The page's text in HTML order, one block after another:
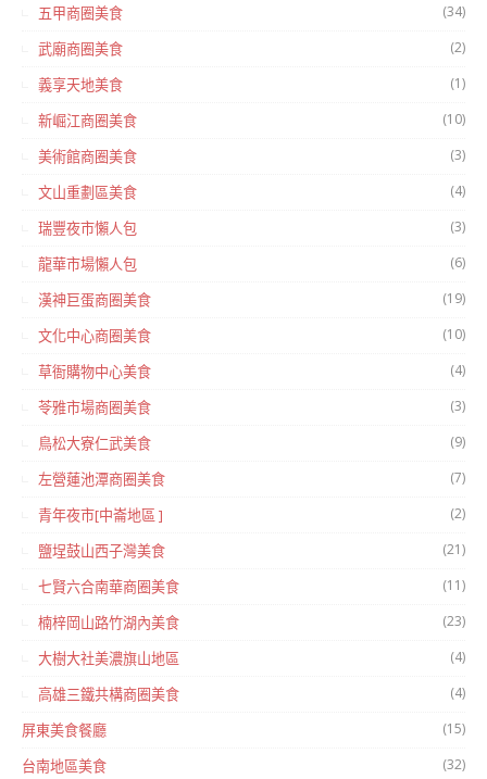
五甲商圈美食 (34)
武廟商圈美食 (2)
義享天地美食 (1)
新崛江商圈美食 (10)
美術館商圈美食 (3)
文山重劃區美食 (4)
瑞豐夜市懶人包 (3)
龍華市場懶人包 (6)
漢神巨蛋商圈美食 (19)
文化中心商圈美食 (10)
草衙購物中心美食 (4)
苓雅市場商圈美食 (3)
鳥松大寮仁武美食 (9)
左營蓮池潭商圈美食 (7)
青年夜市[中崙地區 ] (2)
鹽埕鼓山西子灣美食 (21)
七賢六合南華商圈美食 (11)
楠梓岡山路竹湖內美食 (23)
大樹大社美濃旗山地區 (4)
高雄三鐵共構商圈美食 (4)
屏東美食餐廳 (15)
台南地區美食 (32)